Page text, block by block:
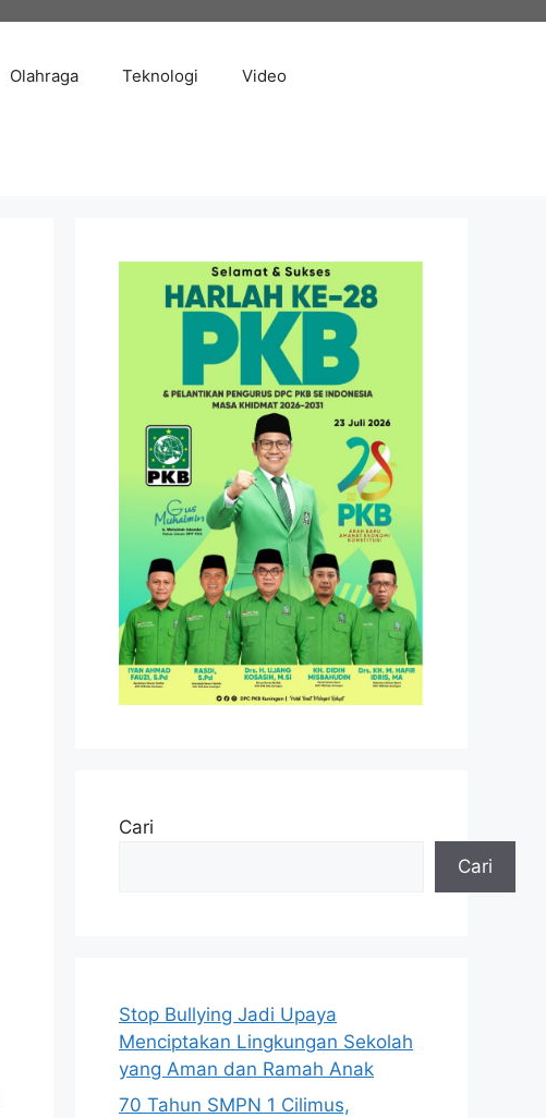
Olahraga Teknologi Video
Cari
Cari
Stop Bullying Jadi Upaya
Menciptakan Lingkungan Sekolah
yang Aman dan Ramah Anak
70 Tahun SMPN 1 Cilimus,